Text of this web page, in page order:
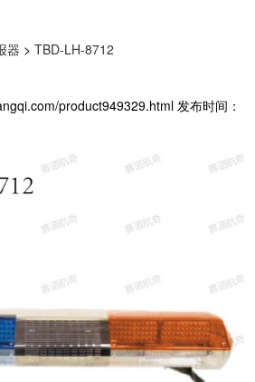
器 > TBD-LH-8712
product949329.html 发布时间：